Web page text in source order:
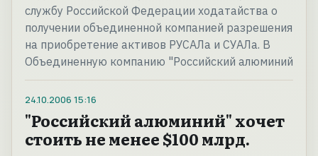
службу Российской Федерации ходатайства о
получении объединенной компанией разрешения
на приобретение активов РУСАЛа и СУАЛа. В
Объединенную компанию "Российский алюминий
24.10.2006 15:16
"Российский алюминий" хочет
стоить не менее $100 млрд.